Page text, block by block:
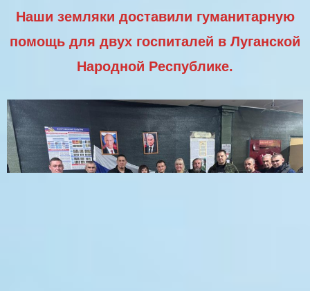
Наши земляки доставили гуманитарную
помощь для двух госпиталей в Луганской
Народной Республике.